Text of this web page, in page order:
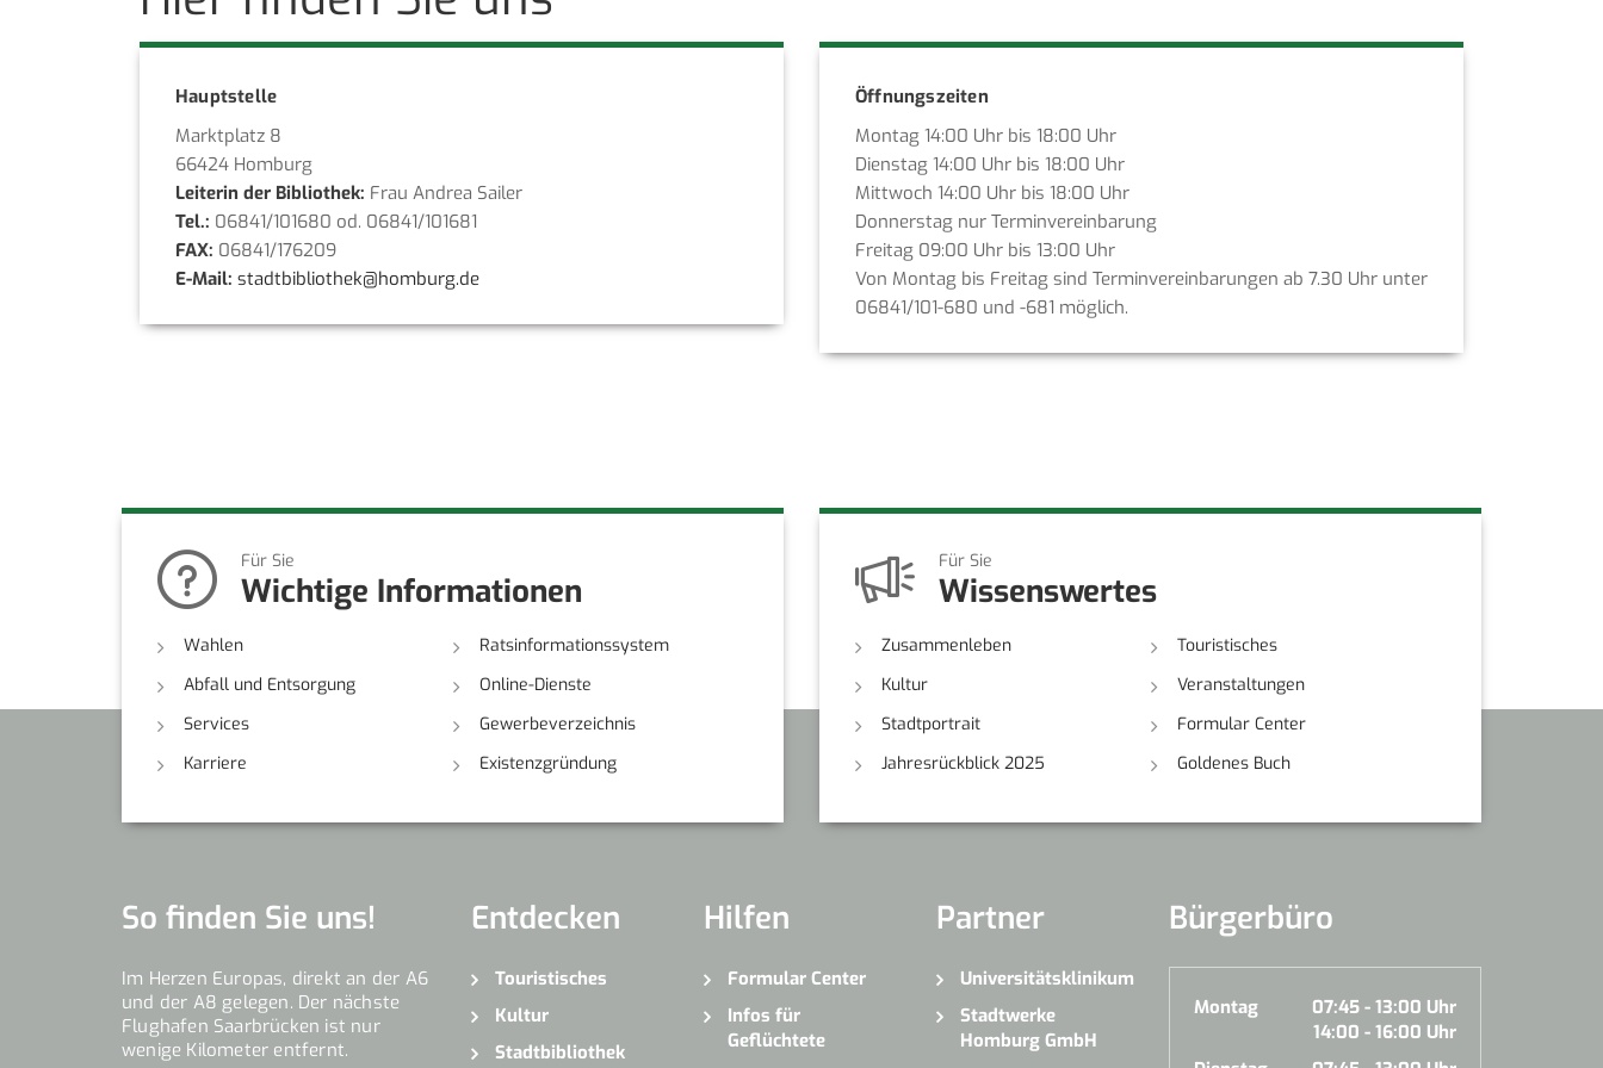
Hauptstelle
Marktplatz 8
66424 Homburg
Leiterin der Bibliothek: Frau Andrea Sailer
Tel.: 06841/101680 od. 06841/101681
FAX: 06841/176209
E-Mail: stadtbibliothek@homburg.de
Öffnungszeiten
Montag 14:00 Uhr bis 18:00 Uhr
Dienstag 14:00 Uhr bis 18:00 Uhr
Mittwoch 14:00 Uhr bis 18:00 Uhr
Donnerstag nur Terminvereinbarung
Freitag 09:00 Uhr bis 13:00 Uhr
Von Montag bis Freitag sind Terminvereinbarungen ab 7.30 Uhr unter
06841/101-680 und -681 möglich.
Für Sie
Wichtige Informationen
Wahlen
Ratsinformationssystem
Abfall und Entsorgung
Online-Dienste
Services
Gewerbeverzeichnis
Karriere
Existenzgründung
Für Sie
Wissenswertes
Zusammenleben
Touristisches
Kultur
Veranstaltungen
Stadtportrait
Formular Center
Jahresrückblick 2025
Goldenes Buch
So finden Sie uns!
Im Herzen Europas, direkt an der A6
und der A8 gelegen. Der nächste
Flughafen Saarbrücken ist nur
wenige Kilometer entfernt.
Entdecken
Touristisches
Kultur
Stadtbibliothek
Hilfen
Formular Center
Infos für
Geflüchtete
Partner
Universitätsklinikum
Stadtwerke
Homburg GmbH
Bürgerbüro
Montag
07:45 - 13:00 Uhr
14:00 - 16:00 Uhr